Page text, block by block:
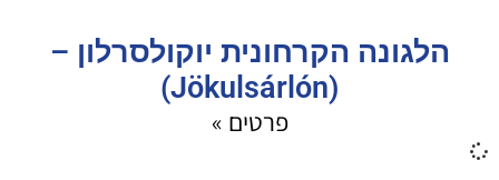
הלגונה הקרחונית יוקולסרלון –
(Jökulsárlón)
פרטים »